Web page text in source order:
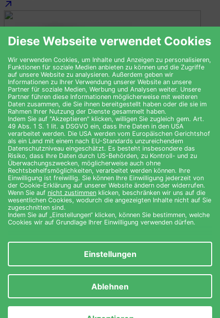
Marketing · Fazer Aito
© 2026 Brand Upgrade GmbH
Impressum